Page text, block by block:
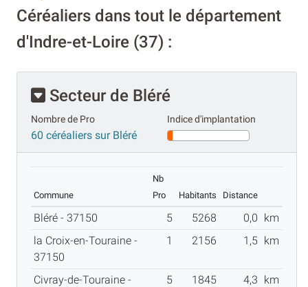
Céréaliers dans tout le département
d'Indre-et-Loire (37) :
Secteur de Bléré
Nombre de Pro
60 céréaliers sur Bléré
Indice d'implantation
Commune
Nb
Pro
Habitants Distance
Bléré - 37150 5 5268 0,0 km
la Croix-en-Touraine -
37150
1 2156 1,5 km
Civray-de-Touraine -
5 1845 4,3 km